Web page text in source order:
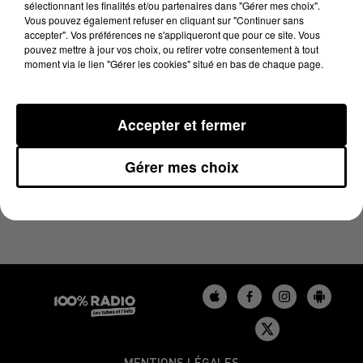
6 août 2025 - 1 min 9 sec
L'AGENDA DU GERS DU 06/08/2025 À 06H49
sélectionnant les finalités et/ou partenaires dans "Gérer mes choix".
Vous pouvez également refuser en cliquant sur "Continuer sans
accepter". Vos préférences ne s'appliqueront que pour ce site. Vous
pouvez mettre à jour vos choix, ou retirer votre consentement à tout
moment via le lien "Gérer les cookies" situé en bas de chaque page.
Gérer mes choix
Accepter et fermer